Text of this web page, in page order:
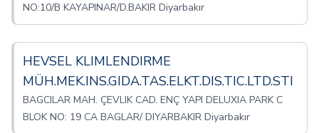
NO:10/B KAYAPINAR/D.BAKIR Diyarbakır
HEVSEL KLIMLENDIRME
MÜH.MEK.INS.GIDA.TAS.ELKT.DIS.TIC.LTD.STI
BAGCILAR MAH. ÇEVLIK CAD. ENÇ YAPI DELUXIA PARK C
BLOK NO: 19 CA BAGLAR/ DIYARBAKIR Diyarbakır